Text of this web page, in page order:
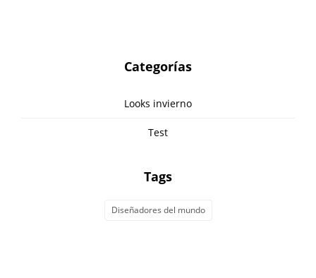
Categorías
Looks invierno
Test
Tags
Diseñadores del mundo